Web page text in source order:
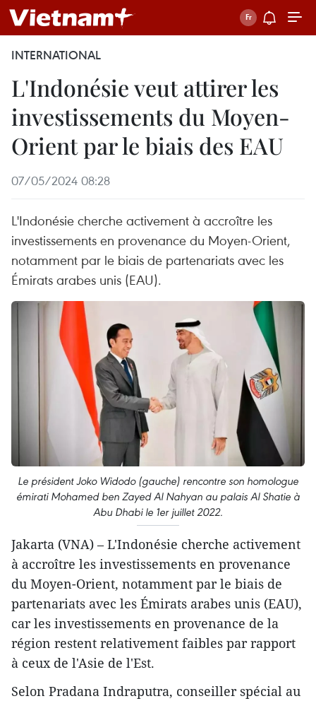
INTERNATIONAL
L'Indonésie veut attirer les
investissements du Moyen-
Orient par le biais des EAU
07/05/2024 08:28
L'Indonésie cherche activement à accroître les
investissements en provenance du Moyen-Orient,
notamment par le biais de partenariats avec les
Émirats arabes unis (EAU).
Le président Joko Widodo (gauche) rencontre son homologue
émirati Mohamed ben Zayed Al Nahyan au palais Al Shatie à
Abu Dhabi le 1er juillet 2022.
Jakarta (VNA) – L'Indonésie cherche activement
à accroître les investissements en provenance
du Moyen-Orient, notamment par le biais de
partenariats avec les Émirats arabes unis (EAU),
car les investissements en provenance de la
région restent relativement faibles par rapport
à ceux de l'Asie de l'Est.
Selon Pradana Indraputra, conseiller spécial au